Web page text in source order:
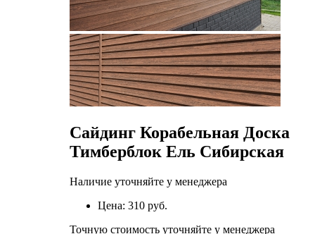
Сайдинг Корабельная Доска
Тимберблок Ель Сибирская
Наличие уточняйте у менеджера
Цена: 310 руб.
Точную стоимость уточняйте у менеджера